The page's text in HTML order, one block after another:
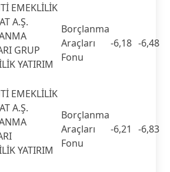
EMEKLİLİK
A.Ş.
GRUP
YATIRIM
Borçlanma
Araçları
Fonu
-6,18 -6,48
EMEKLİLİK
A.Ş.
YATIRIM
Borçlanma
Araçları
Fonu
-6,21 -6,83